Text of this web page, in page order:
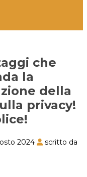
che
la
della
privacy!
2024
scritto da